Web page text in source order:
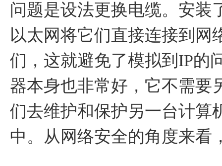
问题是设法更换电缆。安装
以太网将它们直接连接到网
们，这就避免了模拟到IP的
器本身也非常好，它不需要
们去维护和保护另一台计算
中。从网络安全的角度来看